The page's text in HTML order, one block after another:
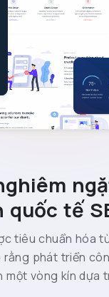
tế
tiêu chuẩn hóa
phát triển
một vòng kín dựa